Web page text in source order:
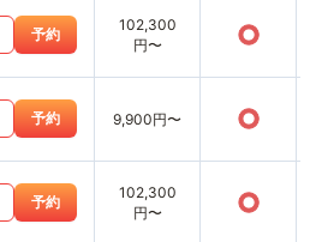
予約
102,300
円〜
○
予約 9,900円〜 ○
予約
102,300
円〜
○